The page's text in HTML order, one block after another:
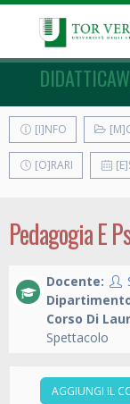
[I]NFO
[O]RARI
Pedagogia E
Docente:
Corso Di
Spettacolo
AGGIUNGI IL